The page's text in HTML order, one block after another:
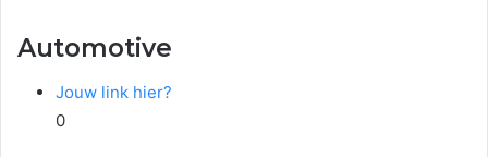
Automotive
Jouw link hier?
0